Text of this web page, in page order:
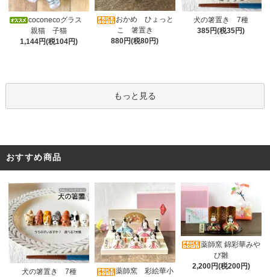
coconecoグラス
親猫 子猫
1,144円(税104円)
おかめ ひょっと
こ 箸置き
880円(税80円)
犬の箸置き 7種
385円(税35円)
もっと見る
おすすめ商品
犬の箸置き 7種
薬師窯 彩絵華小
薬師窯 錦彩華みや
び雛
2,200円(税200円)